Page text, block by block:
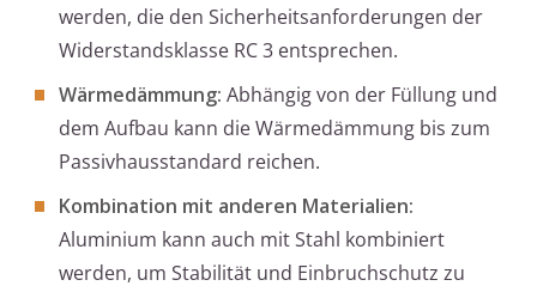
werden, die den Sicherheitsanforderungen der
Widerstandsklasse RC 3 entsprechen.
Wärmedämmung: Abhängig von der Füllung und
dem Aufbau kann die Wärmedämmung bis zum
Passivhausstandard reichen.
Kombination mit anderen Materialien:
Aluminium kann auch mit Stahl kombiniert
werden, um Stabilität und Einbruchschutz zu